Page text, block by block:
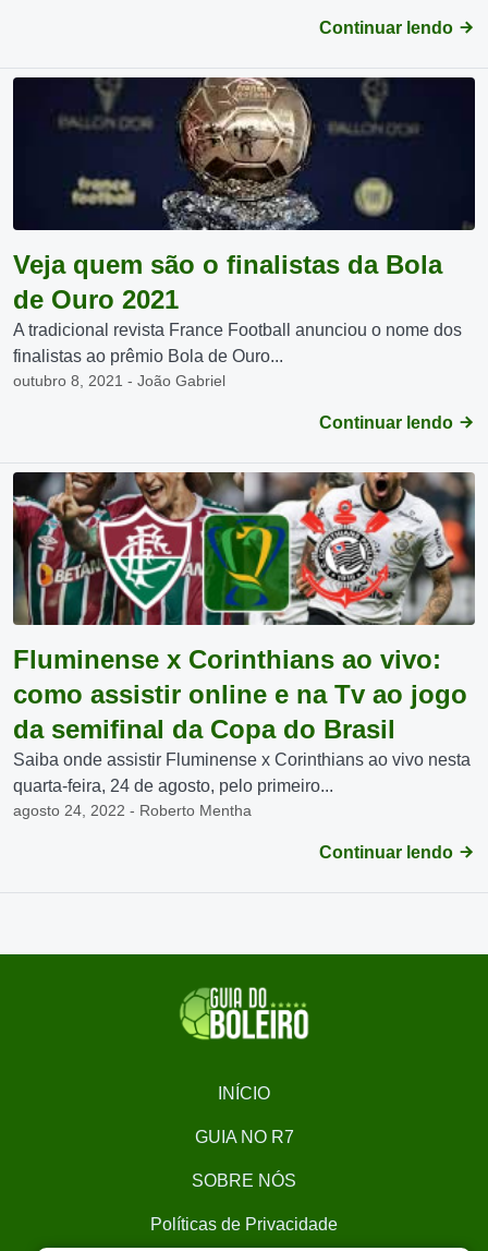
Continuar lendo
Veja quem são o finalistas da Bola
de Ouro 2021
A tradicional revista France Football anunciou o nome dos
finalistas ao prêmio Bola de Ouro...
outubro 8, 2021 - João Gabriel
Continuar lendo
Fluminense x Corinthians ao vivo:
como assistir online e na Tv ao jogo
da semifinal da Copa do Brasil
Saiba onde assistir Fluminense x Corinthians ao vivo nesta
quarta-feira, 24 de agosto, pelo primeiro...
agosto 24, 2022 - Roberto Mentha
Continuar lendo
INÍCIO
GUIA NO R7
SOBRE NÓS
Políticas de Privacidade